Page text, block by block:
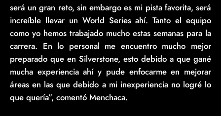
será un gran reto, sin embargo es mi pista favorita, será
increíble llevar un World Series ahí. Tanto el equipo
como yo hemos trabajado mucho estas semanas para la
carrera. En lo personal me encuentro mucho mejor
preparado que en Silverstone, esto debido a que gané
mucha experiencia ahí y pude enfocarme en mejorar
áreas en las que debido a mi inexperiencia no logré lo
que quería”, comentó Menchaca.